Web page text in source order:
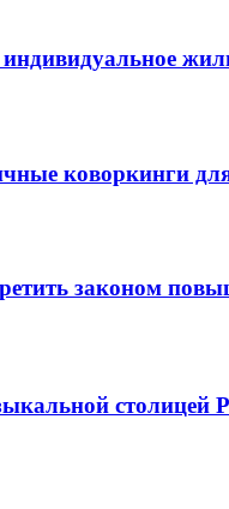
коворкинги
законом